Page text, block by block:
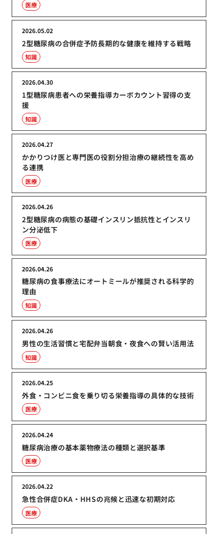
医療
2型糖尿病の合併症予防長期的な健康を維持する戦略
2026.05.02
知識
1型糖尿病患者への栄養指導カーボカウント習得の支
援
2026.04.30
知識
かかりつけ医と専門医の役割分担治療の継続性を高め
る連携
2026.04.27
医療
2型糖尿病の病態の基礎インスリン抵抗性とインスリ
ン分泌低下
2026.04.26
医療
糖尿病の食事療法にオートミールが推奨される科学的
理由
2026.04.26
知識
男性の生活習慣と宅配弁当朝食・夜食への賢い活用法
2026.04.26
知識
外食・コンビニ食を乗り切る栄養指導の具体的な技術
2026.04.25
医療
糖尿病治療の基本薬物療法の種類と選択基準
2026.04.24
医療
急性合併症DKA・HHSの兆候と迅速な初期対応
2026.04.22
医療